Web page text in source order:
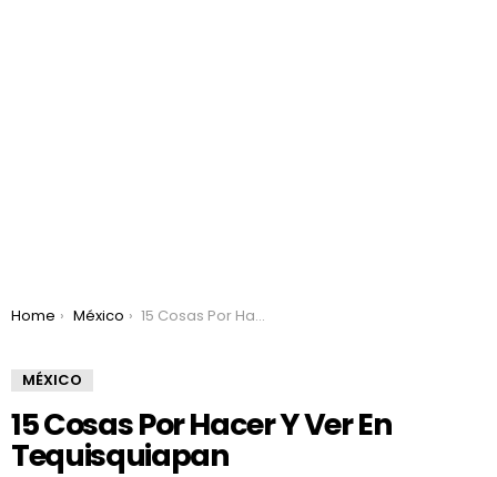
You are here:
Home México 15 Cosas Por Hacer Y Ver En Tequisquiapan
MÉXICO
15 Cosas Por Hacer Y Ver En
Tequisquiapan